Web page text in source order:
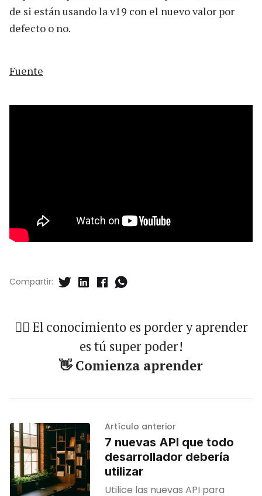
de si están usando la v19 con el nuevo valor por
defecto o no.
Fuente
Compartir:
🐱‍🏍 El conocimiento es porder y aprender
es tú super poder!
👋 Comienza aprender
Artículo anterior
7 nuevas API que todo
desarrollador debería
utilizar
Utilice las nuevas API para